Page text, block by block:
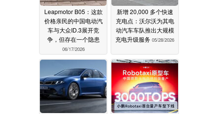
Leapmotor B05：这款
价格亲民的中国电动汽
车与大众ID.3展开竞
争，但存在一个隐患
06/17/2026
新增 20,000 多个快速
充电点：沃尔沃为其电
动汽车车队推出大规模
充电升级服务 05/28/2026